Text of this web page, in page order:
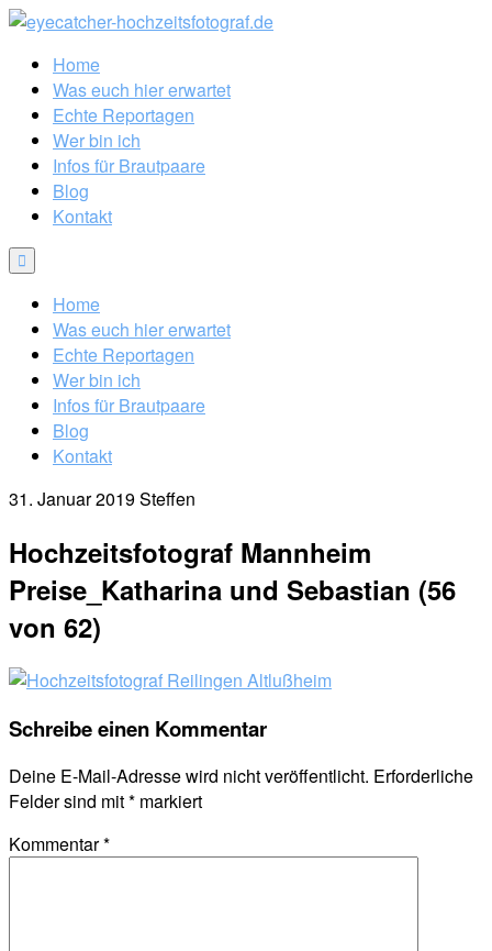
Home
Was euch hier erwartet
Echte Reportagen
Wer bin ich
Infos für Brautpaare
Blog
Kontakt
Home
Was euch hier erwartet
Echte Reportagen
Wer bin ich
Infos für Brautpaare
Blog
Kontakt
31. Januar 2019Steffen
Hochzeitsfotograf Mannheim
Preise_Katharina und Sebastian (56
von 62)
Schreibe einen Kommentar
Deine E-Mail-Adresse wird nicht veröffentlicht. Erforderliche
Felder sind mit* markiert
Kommentar*